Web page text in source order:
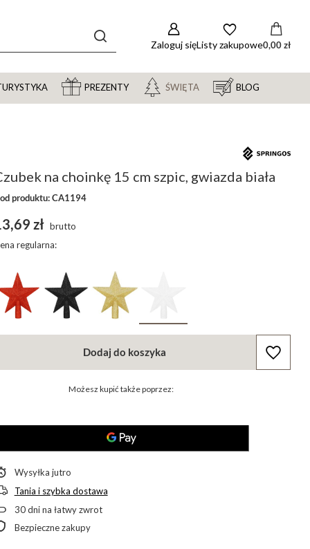
Zaloguj sięListy zakupowe0,00 zł
PREZENTY ŚWIĘTA BLOG
na choinkę 15 cm szpic, gwiazda biała
produktu: CA1194
zł brutto
regularna:
Dodaj do koszyka
Możesz kupić także poprzez:
Wysyłka jutro
Tania i szybka dostawa
30dni na łatwy zwrot
Bezpieczne zakupy